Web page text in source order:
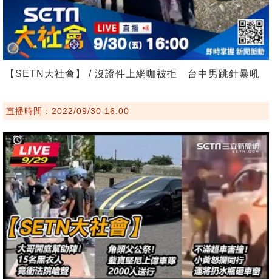
【SETN大社會】 / 沒證件上網咖被拒 台中男跳針暴吼
直播時間：2022/09/30 16:00